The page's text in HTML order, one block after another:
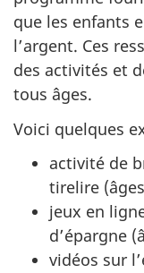
que les enfants
l’argent. Ces
des activités et
tous âges.
Voici quelques
activité de
tirelire
jeux en
d’épargne
vidéos sur